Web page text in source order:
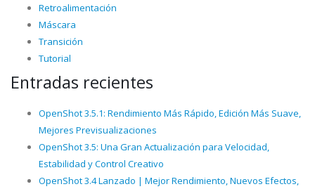
Retroalimentación
Máscara
Transición
Tutorial
Entradas recientes
OpenShot 3.5.1: Rendimiento Más Rápido, Edición Más Suave,
Mejores Previsualizaciones
OpenShot 3.5: Una Gran Actualización para Velocidad,
Estabilidad y Control Creativo
OpenShot 3.4 Lanzado | Mejor Rendimiento, Nuevos Efectos,